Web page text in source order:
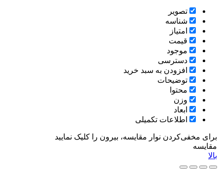
تصویر
شناسه
امتیاز
قیمت
موجود
دسترسی
افزودن به سبد خرید
توضیحات
محتوا
وزن
ابعاد
اطلاعات تکمیلی
برای مخفی‌کردن نوار مقایسه، بیرون را کلیک نمایید
مقایسه
بالا